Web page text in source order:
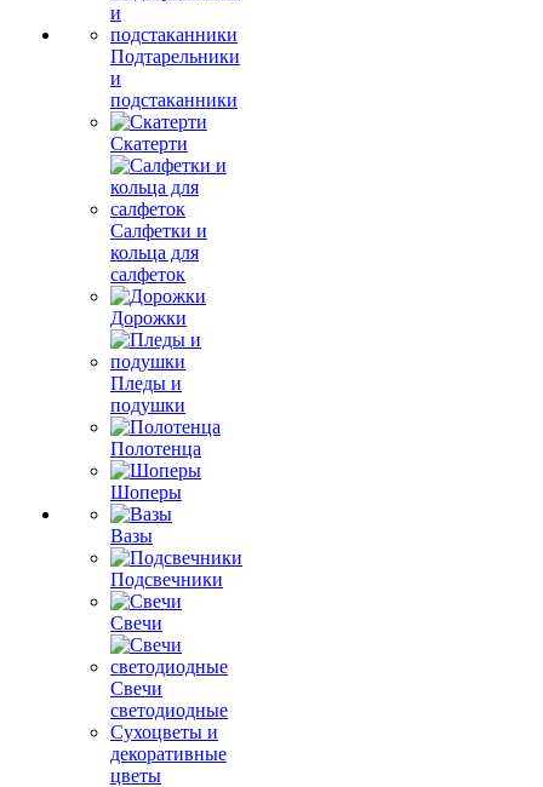
Подтарельники
и
подстаканники
Скатерти
Салфетки и
кольца для
салфеток
Дорожки
Пледы и
подушки
Полотенца
Шоперы
Вазы
Подсвечники
Свечи
Свечи
светодиодные
Сухоцветы и
декоративные
цветы